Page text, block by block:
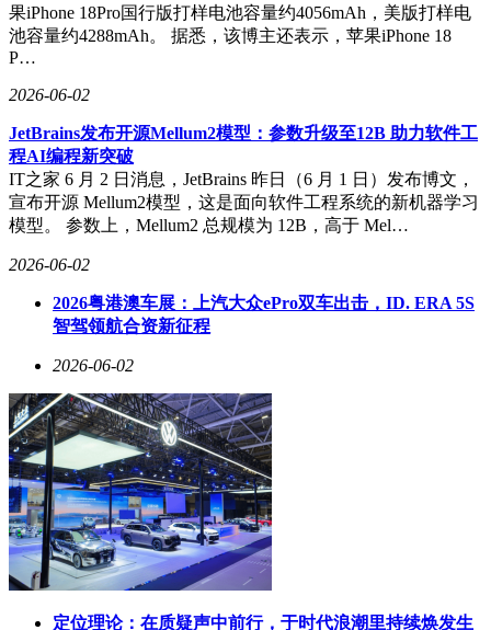
果iPhone 18Pro国行版打样电池容量约4056mAh，美版打样电
池容量约4288mAh。 据悉，该博主还表示，苹果iPhone 18
P…
2026-06-02
JetBrains发布开源Mellum2模型：参数升级至12B 助力软件工
程AI编程新突破
IT之家 6 月 2 日消息，JetBrains 昨日（6 月 1 日）发布博文，
宣布开源 Mellum2模型，这是面向软件工程系统的新机器学习
模型。 参数上，Mellum2 总规模为 12B，高于 Mel…
2026-06-02
2026粤港澳车展：上汽大众ePro双车出击，ID. ERA 5S
智驾领航合资新征程
2026-06-02
定位理论：在质疑声中前行，于时代浪潮里持续焕发生